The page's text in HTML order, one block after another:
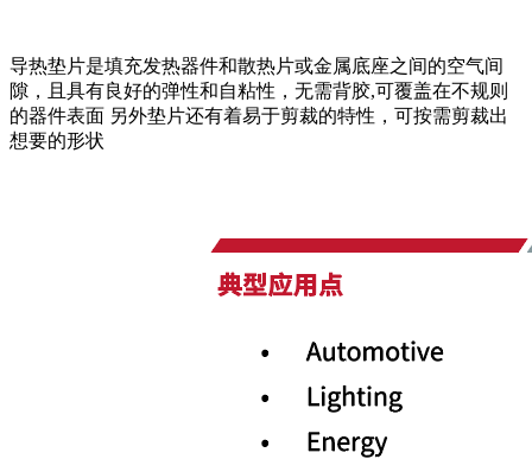
导热垫片是填充发热器件和散热片或金属底座之间的空气间
隙，且具有良好的弹性和自粘性，无需背胶,可覆盖在不规则
的器件表面 另外垫片还有着易于剪裁的特性，可按需剪裁出
想要的形状